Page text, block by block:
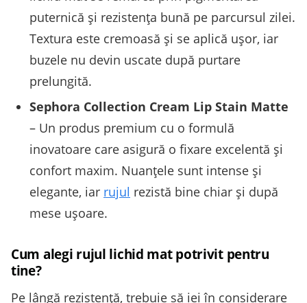
puternică și rezistența bună pe parcursul zilei.
Textura este cremoasă și se aplică ușor, iar
buzele nu devin uscate după purtare
prelungită.
Sephora Collection Cream Lip Stain Matte
– Un produs premium cu o formulă
inovatoare care asigură o fixare excelentă și
confort maxim. Nuanțele sunt intense și
elegante, iar rujul rezistă bine chiar și după
mese ușoare.
Cum alegi rujul lichid mat potrivit pentru
tine?
Pe lângă rezistență, trebuie să iei în considerare